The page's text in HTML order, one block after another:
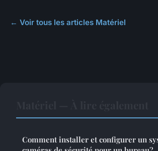
← Voir tous les articles Matériel
Comment installer et configurer un